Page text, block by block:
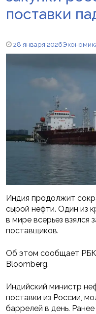
поставки
28 января 2026
Индия продолжит
сырой нефти. Один из
в мире всерьез взялся
поставщиков.
Об этом сообщает
Bloomberg.
Индийский министр
поставки из России,
баррелей в день.